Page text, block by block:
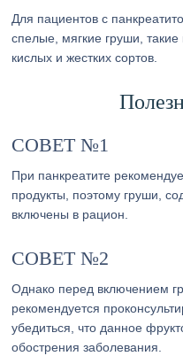
Для пациентов с
спелые, мягкие груши, такие
кислых и жестких сортов.
СОВЕТ №1
При панкреатите
продукты, поэтому груши,
включены в рацион.
СОВЕТ №2
Однако перед включением
рекомендуется
убедиться, что данное
обострения заболевания.